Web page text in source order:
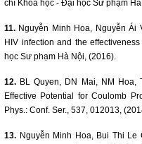
chí Khoa học - Đại học Sư phạm
11. Nguyễn Minh Hoa, Nguyễn Ái
HIV infection and the
học Sư phạm Hà Nội, (2016).
12. BL Quyen, DN Mai, NM Hoa,
Effective Potential for Coulomb
Phys.: Conf. Ser., 537, 012013,
13. Nguyễn Minh Hoa, Bui Thi Le